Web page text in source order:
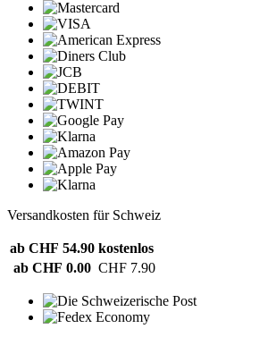
Versandkosten für Schweiz
ab CHF 54.90 kostenlos
ab CHF 0.00 CHF 7.90